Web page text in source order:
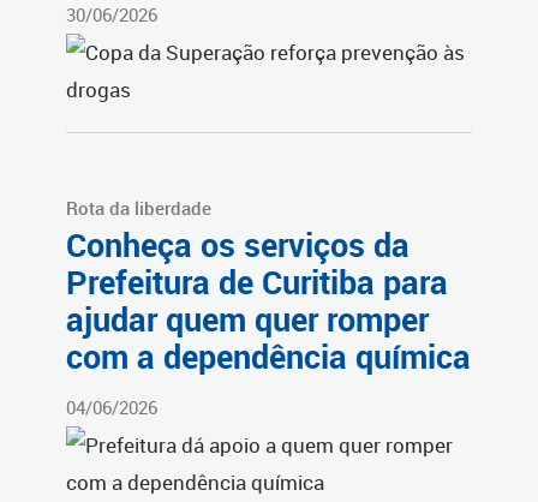
30/06/2026
Rota da liberdade
Conheça os serviços da
Prefeitura de Curitiba para
ajudar quem quer romper
com a dependência química
04/06/2026